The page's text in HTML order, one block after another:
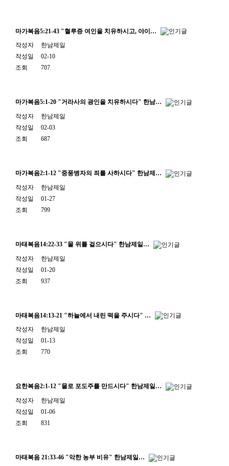
마가복음5:21-43 "혈루증 여인을 치유하시고, 야이…
작성자
한남제일
작성일
02-10
조회
707
마가복음5:1-20 "거라사의 광인을 치유하시다" 한남…
작성자
한남제일
작성일
02-03
조회
687
마가복음2:1-12 "중풍병자의 죄를 사하시다" 한남제…
작성자
한남제일
작성일
01-27
조회
799
마태복음14:22-33 "물 위를 걸으시다" 한남제일…
작성자
한남제일
작성일
01-20
조회
937
마태복음14:13-21 "하늘에서 내린 떡을 주시다" …
작성자
한남제일
작성일
01-13
조회
770
요한복음2:1-12 "물로 포도주를 만드시다" 한남제일…
작성자
한남제일
작성일
01-06
조회
831
마태복음 21:33-46 "악한 농부 비유" 한남제일…